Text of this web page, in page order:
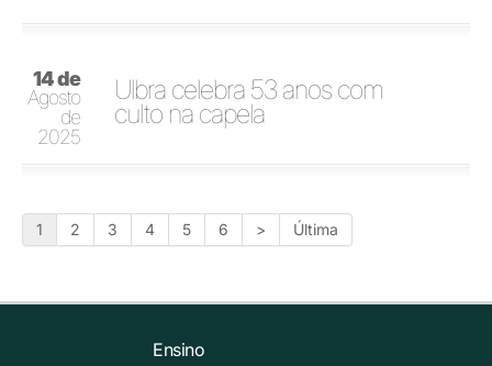
14 de
Agosto
de
2025
Ulbra celebra 53 anos com
culto na capela
1 2 3 4 5 6 > Última
Ensino